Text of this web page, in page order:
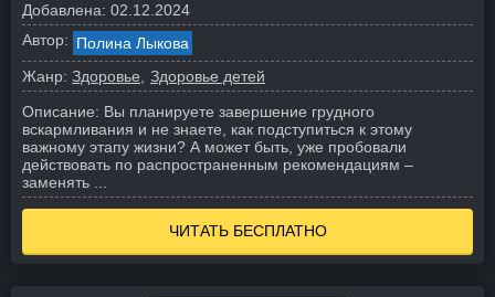
Добавлена: 02.12.2024
Автор: Полина Лыкова
Жанр: Здоровье
Здоровье детей
Описание: Вы планируете завершение грудного
вскармливания и не знаете, как подступиться к этому
важному этапу жизни? А может быть, уже пробовали
действовать по распространенным рекомендациям –
заменять ...
ЧИТАТЬ БЕСПЛАТНО